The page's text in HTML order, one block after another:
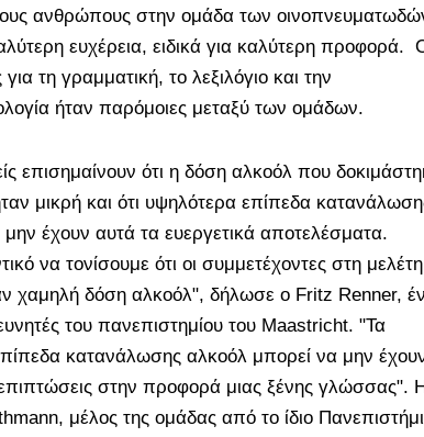
ανθρώπους στην ομάδα των
ευχέρεια, ειδικά για καλύτερη προφορά.
για τη γραμματική, το λεξιλόγιο και την
ήταν παρόμοιες μεταξύ των ομάδων.
επισημαίνουν ότι η δόση αλκοόλ που
μικρή και ότι υψηλότερα επίπεδα
μην έχουν αυτά τα ευεργετικά αποτελέσματα.
να τονίσουμε ότι οι συμμετέχοντες στη μελέτη
χαμηλή δόση αλκοόλ", δήλωσε ο Fritz Renner,
του πανεπιστημίου του Maastricht. "Τα
κατανάλωσης αλκοόλ μπορεί να μην
επιπτώσεις στην προφορά μιας ξένης γλώσσας".
μέλος της ομάδας από το ίδιο